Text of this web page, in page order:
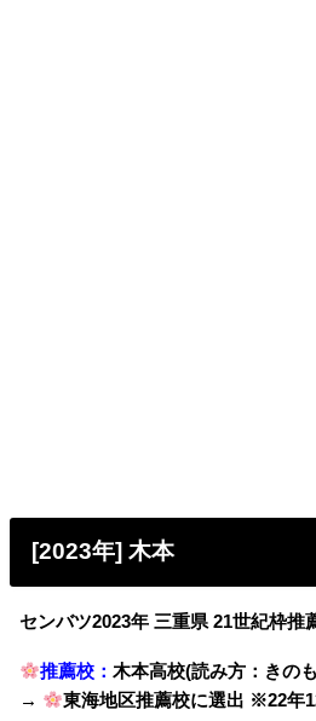
[2023年] 木本
センバツ2023年 三重県 21世紀枠推
推薦校：木本高校(読み方：きの
→
東海地区推薦校に選出 ※22年